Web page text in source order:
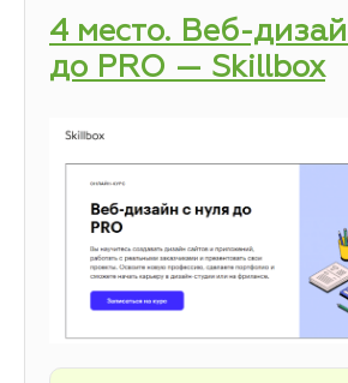
4 место. Веб-
до PRO — Skillbox